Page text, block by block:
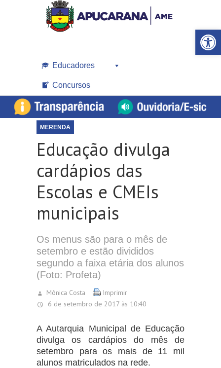
Open toolbar
Educadores
Concursos
MERENDA
Educação divulga
cardápios das
Escolas e CMEIs
municipais
Os menus são para o mês de
setembro e estão divididos
segundo a faixa etária dos alunos
(Foto: Profeta)
Mônica Costa
6 de setembro de 2017 às 10:40
Imprimir
A Autarquia Municipal de Educação
divulga os cardápios do mês de
setembro para os mais de 11 mil
alunos matriculados na rede.